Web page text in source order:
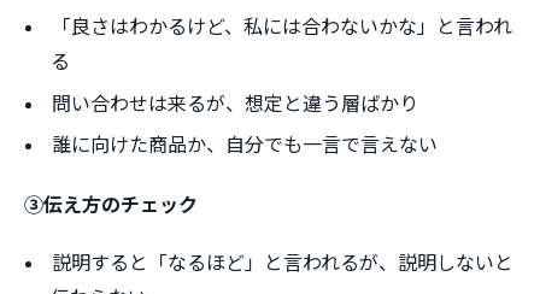
「良さはわかるけど、私には合わないかな」と言われ
る
問い合わせは来るが、想定と違う層ばかり
誰に向けた商品か、自分でも一言で言えない
③伝え方のチェック
説明すると「なるほど」と言われるが、説明しないと